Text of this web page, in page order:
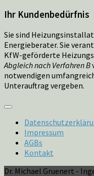
Ihr Kundenbedürfnis
Sie sind
Energieberater. Sie
KfW-geförderte
Abgleich nach Verfahren B
notwendigen
Unterauftrag vergeben.
Impressum
AGBs
Kontakt
Dr. Michael Gruenert -